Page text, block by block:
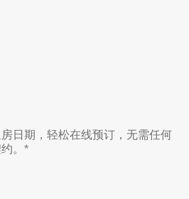
日期，轻松在线预订，无需任何
。*